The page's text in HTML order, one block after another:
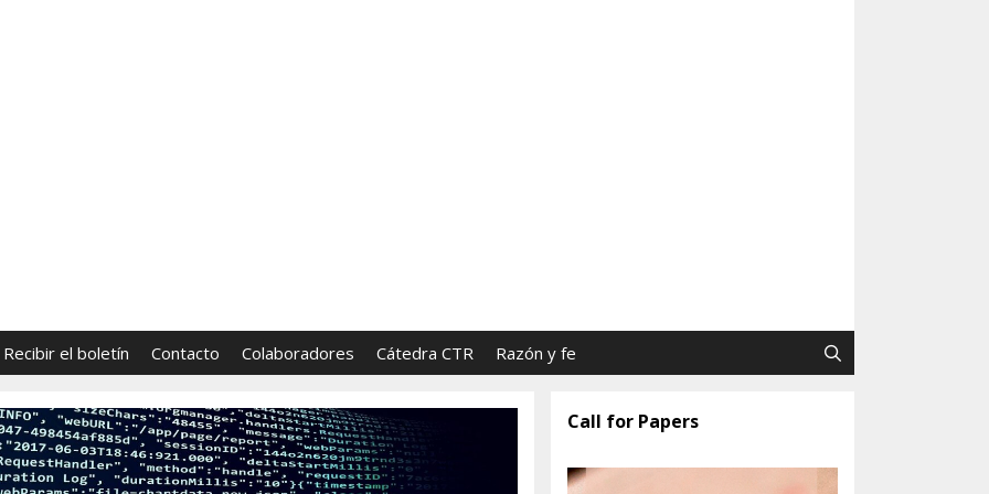
Recibir el boletín Contacto Colaboradores Cátedra CTR Razón y fe
Call for Papers